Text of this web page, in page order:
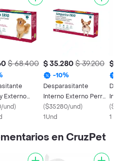
$ 68.400
Externo
Trio
und)
$ 35.280 $ 39.200
-10%
Desparasitante
Interno Externo Perro
Simparica Trio 1.25-2.5
Kg
($35280/und)
1Und
$
40
(
1 x
en CruzPet